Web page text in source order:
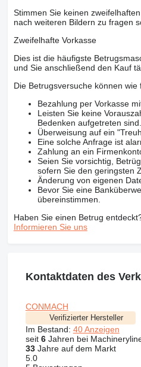
Stimmen Sie keinen
nach weiteren Bildern zu fragen
Zweifelhafte Vorkasse
Dies ist die häufigste
und Sie anschließend den Kauf
Die Betrugsversuche können wie
Bezahlung per Vorkasse
Leisten Sie keine
Bedenken aufgetreten sind.
Überweisung auf ein
Eine solche Anfrage ist
Zahlung an ein
Seien Sie vorsichtig,
sofern Sie den geringsten
Änderung von eigenen
Bevor Sie eine
übereinstimmen.
Haben Sie einen Betrug
Informieren Sie uns
Kontaktdaten des
CONMACH
Verifizierter Hersteller
Im Bestand: 40 Anzeigen
seit 6Jahren bei
33Jahre auf dem Markt
5.0